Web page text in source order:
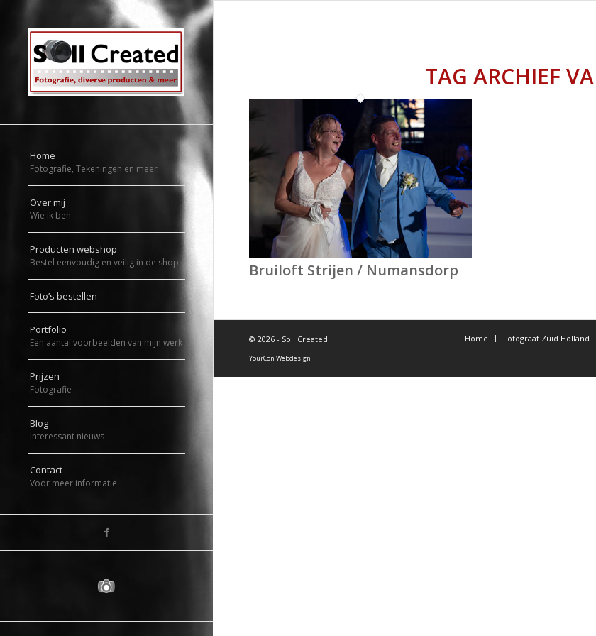
Home
Fotografie, Tekeningen en meer
Over mij
Wie ik ben
Producten webshop
Bestel eenvoudig en veilig in de shop
Foto’s bestellen
Portfolio
Een aantal voorbeelden van mijn werk
Prijzen
Fotografie
Blog
Interessant nieuws
Contact
Voor meer informatie
TAG ARCHIEF
Bruiloft Strijen / Numansdorp
© 2026 - Soll Created
YourCon Webdesign
Home Fotograaf Zuid Holland